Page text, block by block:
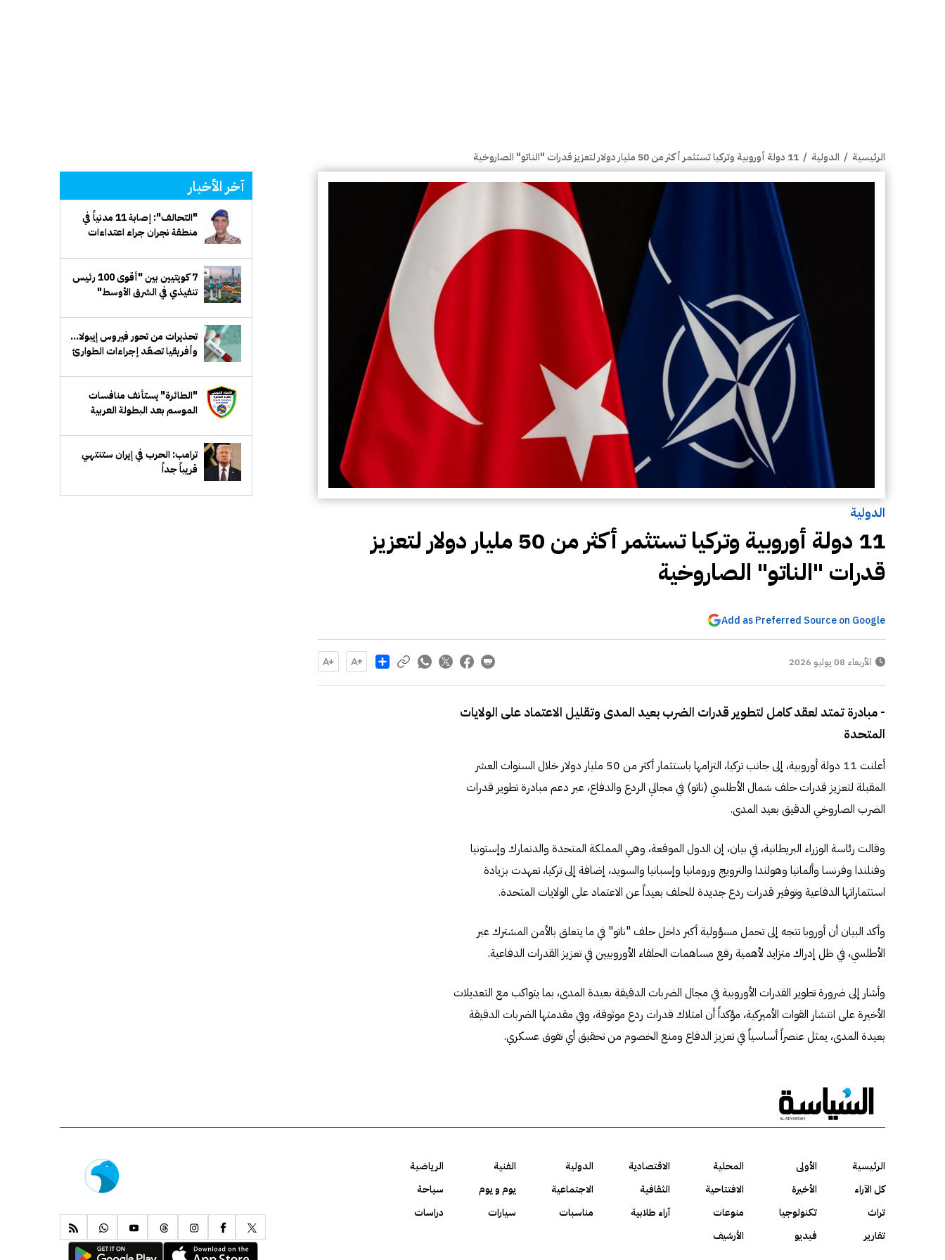
الرئيسية / الدولية / 11 دولة أوروبية وتركيا تستثمر أكثر من 50 مليار دولار لتعزيز قدرات "الناتو" الصاروخية
الدولية
11 دولة أوروبية وتركيا تستثمر أكثر من 50 مليار دولار لتعزيز
قدرات "الناتو" الصاروخية
Add as Preferred Source on Google
الأربعاء 08 يوليو 2026 Share
- مبادرة تمتد لعقد كامل لتطوير قدرات الضرب بعيد المدى وتقليل الاعتماد على الولايات
المتحدة
أعلنت 11 دولة أوروبية، إلى جانب تركيا، التزامها باستثمار أكثر من 50 مليار دولار خلال السنوات العشر
المقبلة لتعزيز قدرات حلف شمال الأطلسي (ناتو) في مجالي الردع والدفاع، عبر دعم مبادرة تطوير قدرات
الضرب الصاروخي الدقيق بعيد المدى.
وقالت رئاسة الوزراء البريطانية، في بيان، إن الدول الموقعة، وهي المملكة المتحدة والدنمارك وإستونيا
وفنلندا وفرنسا وألمانيا وهولندا والنرويج ورومانيا وإسبانيا والسويد، إضافة إلى تركيا، تعهدت بزيادة
استثماراتها الدفاعية وتوفير قدرات ردع جديدة للحلف بعيداً عن الاعتماد على الولايات المتحدة.
وأكد البيان أن أوروبا تتجه إلى تحمل مسؤولية أكبر داخل حلف "ناتو" في ما يتعلق بالأمن المشترك عبر
الأطلسي، في ظل إدراك متزايد لأهمية رفع مساهمات الحلفاء الأوروبيين في تعزيز القدرات الدفاعية.
وأشار إلى ضرورة تطوير القدرات الأوروبية في مجال الضربات الدقيقة بعيدة المدى، بما يتواكب مع التعديلات
الأخيرة على انتشار القوات الأميركية، مؤكداً أن امتلاك قدرات ردع موثوقة، وفي مقدمتها الضربات الدقيقة
بعيدة المدى، يمثل عنصراً أساسياً في تعزيز الدفاع ومنع الخصوم من تحقيق أي تفوق عسكري.
آخر الأخبار
"التحالف": إصابة 11 مدنياً في
منطقة نجران جراء اعتداءات
7 كويتيين بين "أقوى 100 رئيس
تنفيذي في الشرق الأوسط"
تحذيرات من تحور فيروس إيبولا...
وأفريقيا تصعّد إجراءات الطوارئ
"الطائرة" يستأنف منافسات
الموسم بعد البطولة العربية
ترامب: الحرب في إيران ستنتهي
قريباً جداً
الرئيسية الأولى المحلية الاقتصادية الدولية الفنية
الرياضية
كل الآراء
الأخيرة الافتتاحية الثقافية الاجتماعية يوم و يوم
سياحة
تراث
تكنولوجيا منوعات آراء طلابية مناسبات سيارات
دراسات
تقارير
فيديو الأرشيف